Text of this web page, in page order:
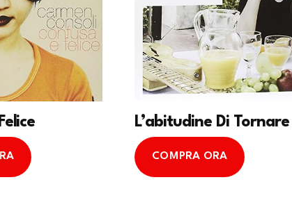
L’abitudine Di Tornare
COMPRA ORA